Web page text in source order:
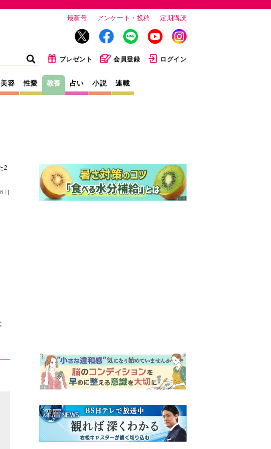
最新号 アンケート・投稿 定期購読
プレゼント 会員登録 ログイン
美容 性愛 教養 占い 小説 連載
2
じ。ついに感染が収束。黒川
は、りんにある提案をする＜
ネタバレあり＞
3
【もうムリ！ご近所姑】「こ
さんに怒鳴られ、傷つく息
子。私たちが取った行動は…
【第3話】
4
明日の『風、薫る』あらす
じ。りん、直美、黒川らの思
いが通じて、村人たちは少し